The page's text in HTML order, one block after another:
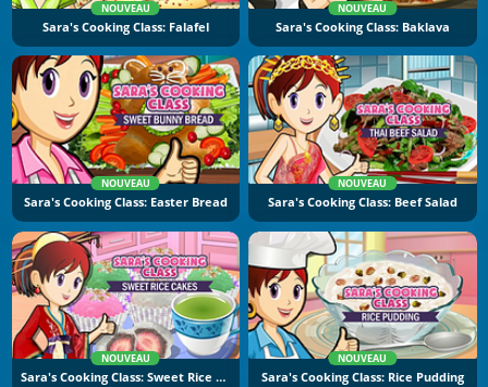
NOUVEAU
Sara's Cooking Class: Falafel
NOUVEAU
Sara's Cooking Class: Baklava
NOUVEAU
Sara's Cooking Class: Easter Bread
NOUVEAU
Sara's Cooking Class: Beef Salad
NOUVEAU
Sara's Cooking Class: Sweet Rice Cakes
NOUVEAU
Sara's Cooking Class: Rice Pudding